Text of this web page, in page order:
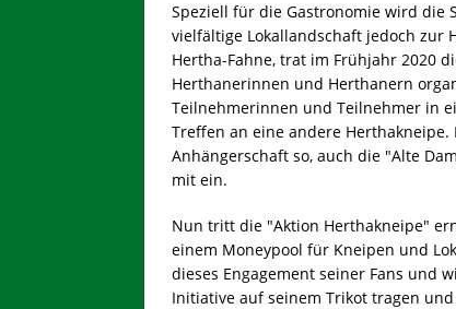
Speziell für die Gastronomie wird die
vielfältige Lokallandschaft jedoch zur
Hertha-Fahne, trat im Frühjahr 2020
Herthanerinnen und Herthanern
Teilnehmerinnen und Teilnehmer in
Treffen an eine andere
Anhängerschaft so, auch die "Alte
mit ein.
Nun tritt die "Aktion Herthakneipe"
einem Moneypool für Kneipen und
dieses Engagement seiner Fans und
Initiative auf seinem Trikot tragen